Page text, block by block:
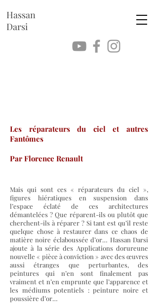
Hassan
Darsi
Les réparateurs du ciel et autres
Fantômes
Par Florence Renault
Mais qui sont ces « réparateurs du ciel »,
figures hiératiques en suspension dans
l’espace éclaté de ces architectures
démantelées ? Que réparent-ils ou plutôt que
cherchent-ils à réparer ? Si tant est qu’il reste
quelque chose à restaurer dans ce chaos de
matière noire éclaboussée d’or… Hassan Darsi
ajoute à la série des Applications dorureune
nouvelle « pièce à conviction » avec des œuvres
aussi étranges que perturbantes, des
peintures qui n’en sont finalement pas
vraiment et n’en emprunte que l’apparence et
les médiums potentiels : peinture noire et
poussière d’or…